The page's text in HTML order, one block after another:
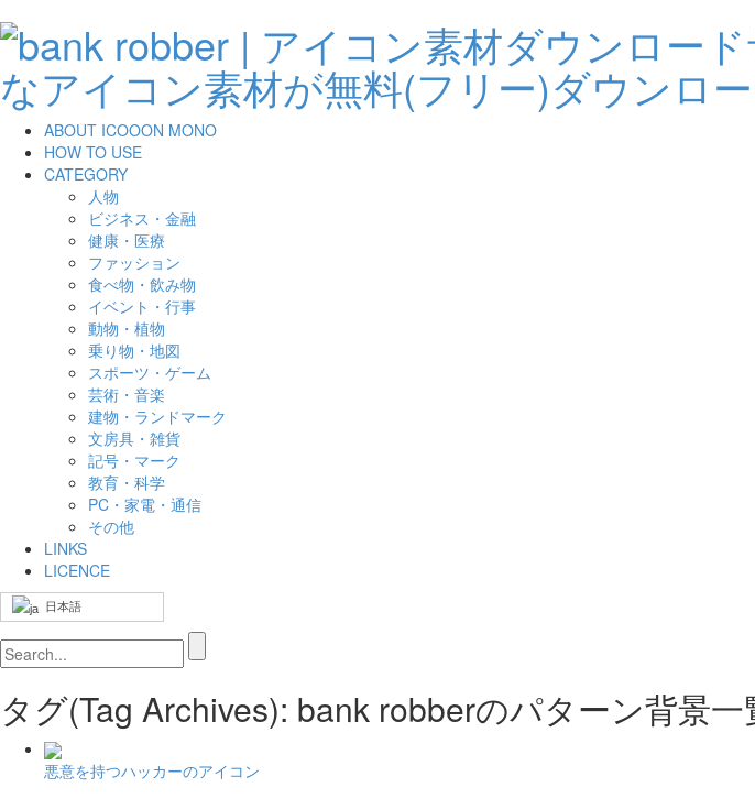
ABOUT ICOOON MONO
HOW TO USE
CATEGORY
人物
ビジネス・金融
健康・医療
ファッション
食べ物・飲み物
イベント・行事
動物・植物
乗り物・地図
スポーツ・ゲーム
芸術・音楽
建物・ランドマーク
文房具・雑貨
記号・マーク
教育・科学
PC・家電・通信
その他
LINKS
LICENCE
日本語
タグ(Tag Archives): bank robberのパターン背景一
悪意を持つハッカーのアイコン